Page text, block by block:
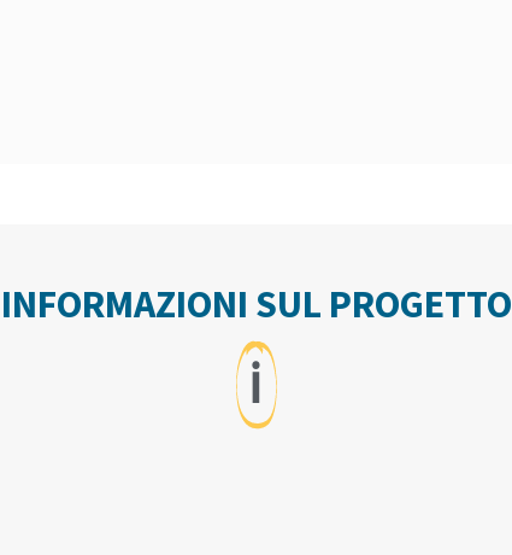
INFORMAZIONI SUL PROGETTO
ℹ️